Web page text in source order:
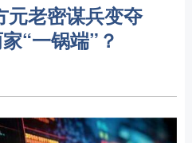
元老密谋兵变夺
“一锅端”？